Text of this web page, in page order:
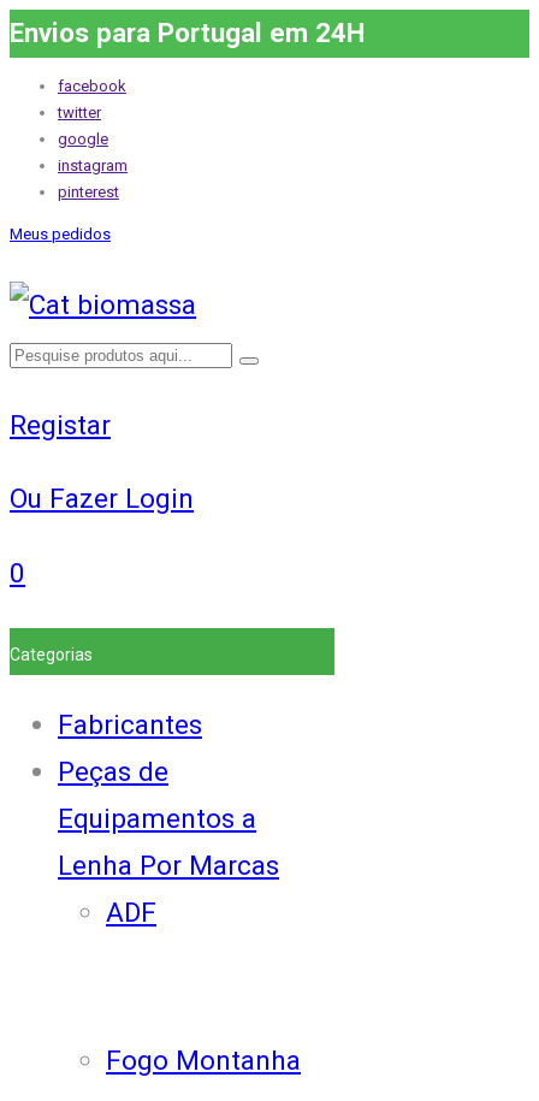
Envios para Portugal em 24H
facebook
twitter
google
instagram
pinterest
Meus pedidos
Registar
Ou Fazer Login
0
Categorias
Fabricantes
Peças de
Equipamentos a
Lenha Por Marcas
ADF
Fogo Montanha